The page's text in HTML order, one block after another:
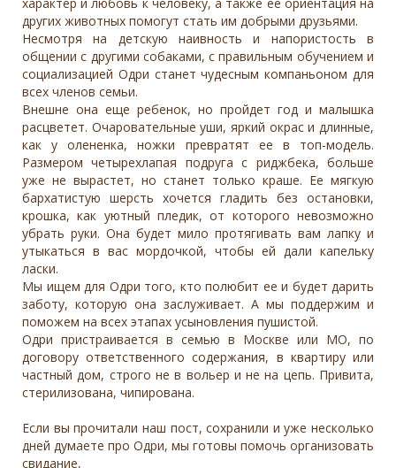
других животных помогут стать им добрыми друзьями.
Несмотря на детскую наивность и напористость в
общении с другими собаками, с правильным обучением и
социализацией Одри станет чудесным компаньоном для
всех членов семьи.
Внешне она еще ребенок, но пройдет год и малышка
расцветет. Очаровательные уши, яркий окрас и длинные,
как у олененка, ножки превратят ее в топ-модель.
Размером четырехлапая подруга с риджбека, больше
уже не вырастет, но станет только краше. Ее мягкую
бархатистую шерсть хочется гладить без остановки,
крошка, как уютный пледик, от которого невозможно
убрать руки. Она будет мило протягивать вам лапку и
утыкаться в вас мордочкой, чтобы ей дали капельку
ласки.
Мы ищем для Одри того, кто полюбит ее и будет дарить
заботу, которую она заслуживает. А мы поддержим и
поможем на всех этапах усыновления пушистой.
Одри пристраивается в семью в Москве или МО, по
договору ответственного содержания, в квартиру или
частный дом, строго не в вольер и не на цепь. Привита,
стерилизована, чипирована.
Если вы прочитали наш пост, сохранили и уже несколько
дней думаете про Одри, мы готовы помочь организовать
свидание,